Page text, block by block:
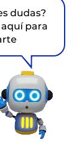
dudas?
para